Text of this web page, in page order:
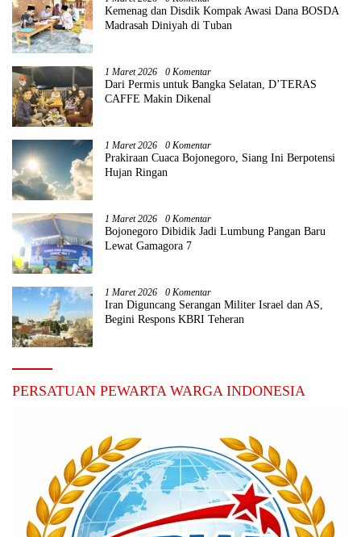
Kemenag dan Disdik Kompak Awasi Dana BOSDA
Madrasah Diniyah di Tuban
1 Maret 2026 0 Komentar
Dari Permis untuk Bangka Selatan, D’TERAS
CAFFE Makin Dikenal
1 Maret 2026 0 Komentar
Prakiraan Cuaca Bojonegoro, Siang Ini Berpotensi
Hujan Ringan
1 Maret 2026 0 Komentar
Bojonegoro Dibidik Jadi Lumbung Pangan Baru
Lewat Gamagora 7
1 Maret 2026 0 Komentar
Iran Diguncang Serangan Militer Israel dan AS,
Begini Respons KBRI Teheran
PERSATUAN PEWARTA WARGA INDONESIA